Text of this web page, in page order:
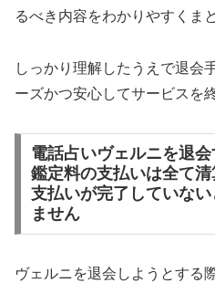
るべき内容をわかりやすくま
しっかり理解したうえで退会
ーズかつ安心してサービスを
電話占いヴェルニを退
鑑定料の支払いは全て
支払いが完了していな
ません
ヴェルニを退会しようとする